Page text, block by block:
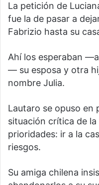
La petición de
fue la de pasar a
Fabrizio hasta su
Ahí los esperaban
— su esposa y otra
nombre Julia.
Lautaro se opuso en
situación crítica de
prioridades: ir a la
riesgos.
Su amiga chilena